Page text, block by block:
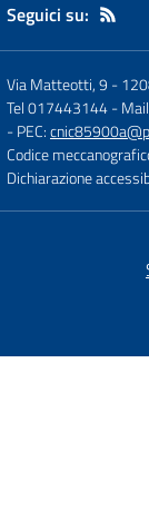
Seguici su:
Via Matteotti, 9 -
Tel 017443144-
- PEC:
Codice
Dichiarazione